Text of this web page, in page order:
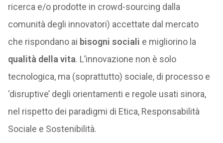
ricerca e/o prodotte in crowd-sourcing dalla
comunità degli innovatori) accettate dal mercato
che rispondano ai bisogni sociali e migliorino la
qualità della vita. L’innovazione non è solo
tecnologica, ma (soprattutto) sociale, di processo e
‘disruptive’ degli orientamenti e regole usati sinora,
nel rispetto dei paradigmi di Etica, Responsabilità
Sociale e Sostenibilità.